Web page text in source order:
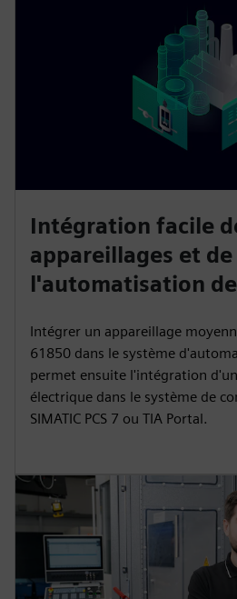
Intégration facile
appareillages et de
l'automatisation
Intégrer un appareillage
61850 dans le système
permet ensuite l'intégration
électrique dans le système de
SIMATIC PCS 7 ou TIA Portal.